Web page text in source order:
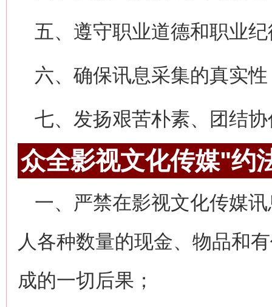
五、遵守职业道德和职业
六、确保讯息采集的真实
七、发扬艰苦朴素、团结
众全影视文化传媒"约
一、严禁在影视文化传媒
人各种数量的现金、物品和
成的一切后果；